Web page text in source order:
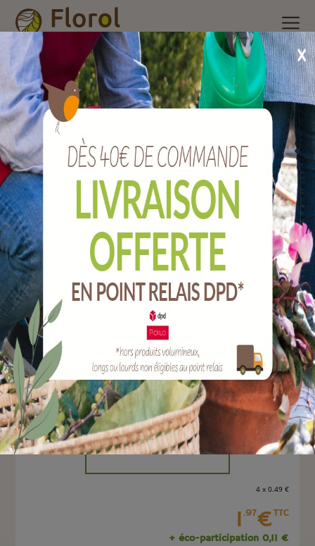
Accueil Nos produits /Poterie et accessoires /Pot plastique/
Pot basic ocre Ø 20 cm
Pot BASIC ocre Ø 20 cm
Ref :
001020272
EAN :8051560250765
Marque :
Quantité :
Unité
-
4 x 0.49 €
1 .97€TTC
+ éco-participation 0,11 €